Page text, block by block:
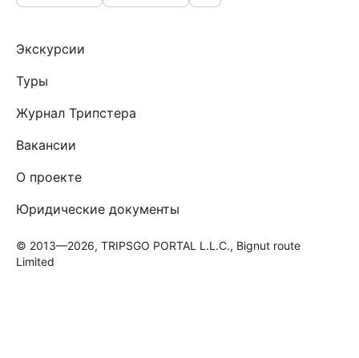
Экскурсии
Туры
Журнал Трипстера
Вакансии
О проекте
Юридические документы
© 2013—2026, TRIPSGO PORTAL L.L.C., Bignut route
Limited